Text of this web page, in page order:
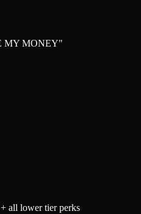
MY MONEY"
all lower tier perks